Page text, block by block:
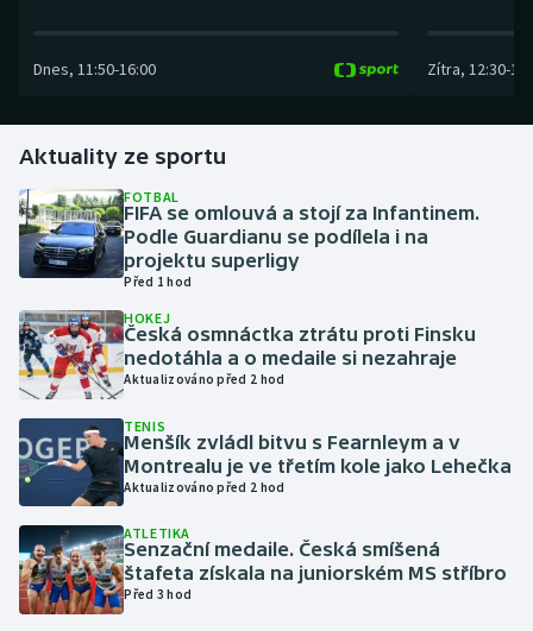
Florbal
Golf
Gymnastika
Házená
Jezdectví
Judo
Krasobruslení
Lezení
Lyže a snowboard
Dnes, 11:50-16:00 Zítra, 12:30-
Aktuality ze sportu
FOTBAL
FIFA se omlouvá a stojí za Infantinem.
Podle Guardianu se podílela i na
projektu superligy
Před 1 hod
HOKEJ
Česká osmnáctka ztrátu proti Finsku
nedotáhla a o medaile si nezahraje
Aktualizováno před 2 hod
TENIS
Menšík zvládl bitvu s Fearnleym a v
Montrealu je ve třetím kole jako Lehečka
Aktualizováno před 2 hod
ATLETIKA
Senzační medaile. Česká smíšená
štafeta získala na juniorském MS stříbro
Před 3 hod